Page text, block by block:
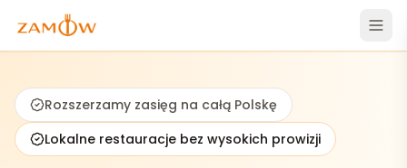
Rozszerzamy zasięg na całą Polskę
Lokalne restauracje bez wysokich prowizji